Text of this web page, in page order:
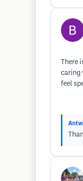
caring
feel